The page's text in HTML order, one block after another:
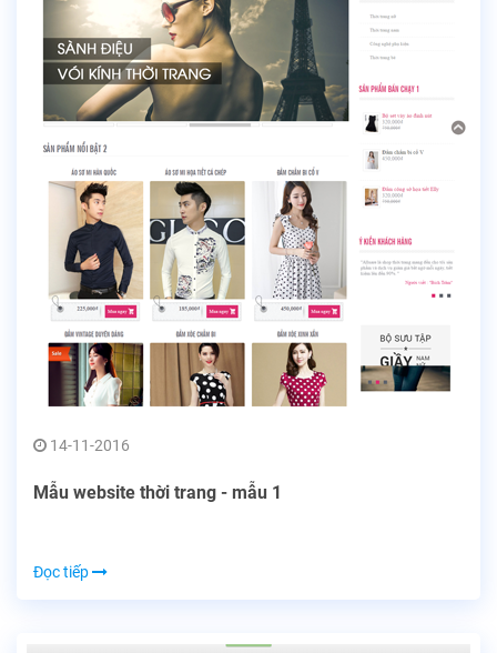
14-11-2016
Mẫu website thời trang - mẫu 1
Đọc tiếp